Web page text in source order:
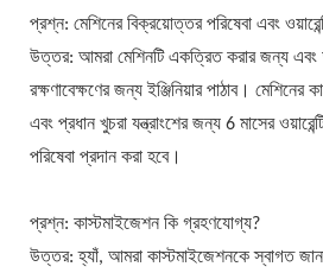
প্রশ্ন: মেশিনের বিক্রয়োত্তর পরিষেবা এবং
উত্তর: আমরা মেশিনটি একত্রিত করার জন্য এবং
রক্ষণাবেক্ষণের জন্য ইঞ্জিনিয়ার পাঠাব। মেশিনের
এবং প্রধান খুচরা যন্ত্রাংশের জন্য 6 মাসের
পরিষেবা প্রদান করা হবে।
প্রশ্ন: কাস্টমাইজেশন কি গ্রহণযোগ্য?
উত্তর: হ্যাঁ, আমরা কাস্টমাইজেশনকে স্বাগত